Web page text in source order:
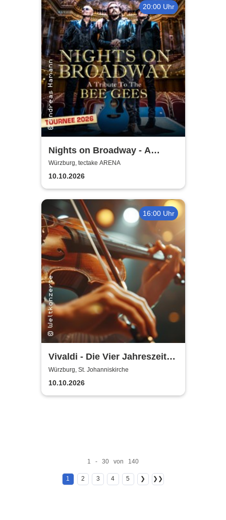
20:00 Uhr
Nights on Broadway - A
Tribute to the Bee Gees
performed by Night Fever
Würzburg, tectake ARENA
10.10.2026
16:00 Uhr
Vivaldi - Die Vier Jahreszeiten
| Kammerorchester der Neuen
Philharmonie Hamburg
Würzburg, St. Johanniskirche
10.10.2026
1 - 30 von 140
1 2 3 4 5 ❯ ❯❯